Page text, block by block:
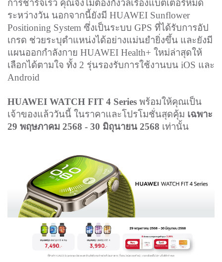
การชาร์จเร็ว คุณจึงไม่ต้องกังวลเรื่องแบตเตอรี่หมด
ระหว่างวัน นอกจากนี้ยังมี HUAWEI Sunflower
Positioning System ซึ่งเป็นระบบ GPS ที่ได้รับการอัป
เกรด ช่วยระบุตำแหน่งได้อย่างแม่นยำยิ่งขึ้น และยังมี
แผนออกกำลังกาย HUAWEI Health+ ใหม่ล่าสุดให้
เลือกได้ตามใจ ทั้ง 2 รุ่นรองรับการใช้งานบน iOS และ
Android
HUAWEI WATCH FIT 4 Series พร้อมให้คุณเป็น
เจ้าของแล้ววันนี้ ในราคาและโปรโมชั่นสุดคุ้ม เฉพาะ
29 พฤษภาคม 2568 - 30 มิถุนายน 2568 เท่านั้น